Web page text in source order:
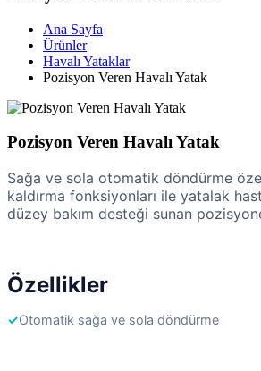
Ana Sayfa
Ürünler
Havalı Yataklar
Pozisyon Veren Havalı Yatak
Pozisyon Veren Havalı Yatak
Sağa ve sola otomatik döndürme
kaldırma fonksiyonları ile yatalak
düzey bakım desteği sunan
Özellikler
✓Otomatik sağa ve sola döndürme